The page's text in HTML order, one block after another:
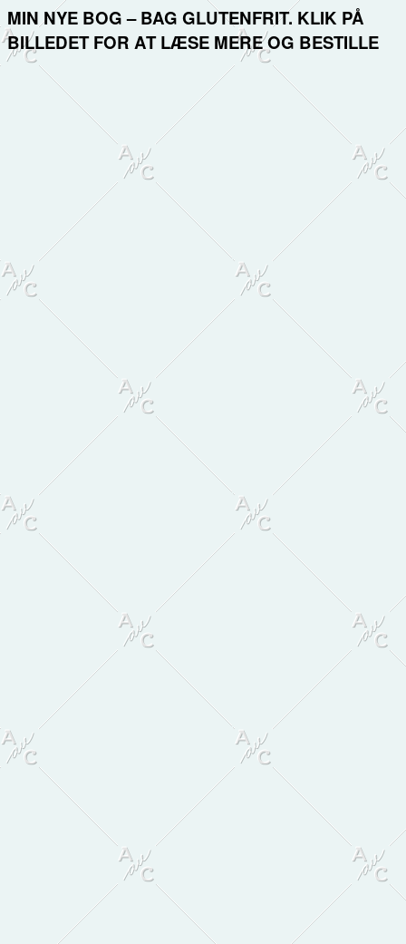
MIN NYE BOG – BAG GLUTENFRIT. KLIK PÅ
BILLEDET FOR AT LÆSE MERE OG BESTILLE